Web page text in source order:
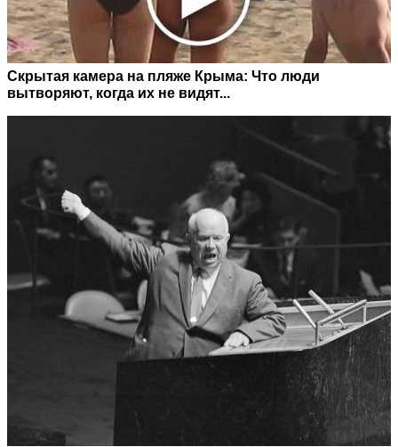
Скрытая камера на пляже Крыма: Что люди
вытворяют, когда их не видят...